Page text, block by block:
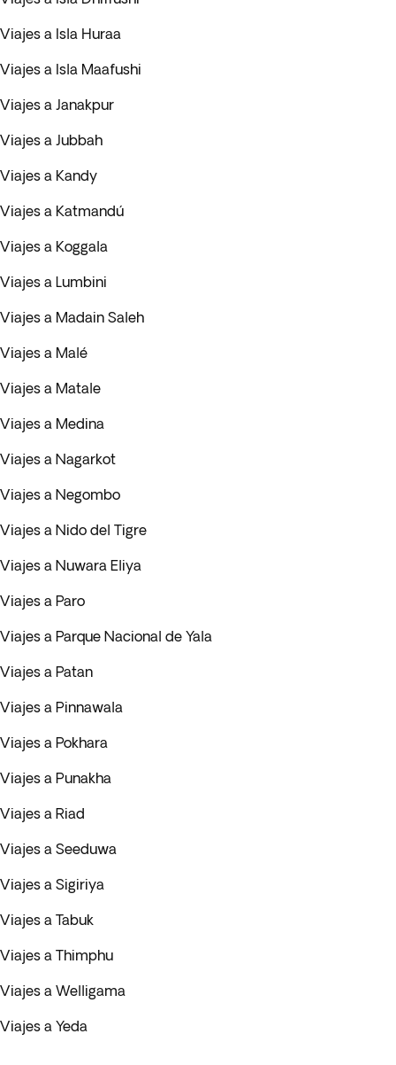
Viajes a Isla Huraa
Viajes a Isla Maafushi
Viajes a Janakpur
Viajes a Jubbah
Viajes a Kandy
Viajes a Katmandú
Viajes a Koggala
Viajes a Lumbini
Viajes a Madain Saleh
Viajes a Malé
Viajes a Matale
Viajes a Medina
Viajes a Nagarkot
Viajes a Negombo
Viajes a Nido del Tigre
Viajes a Nuwara Eliya
Viajes a Paro
Viajes a Parque Nacional de Yala
Viajes a Patan
Viajes a Pinnawala
Viajes a Pokhara
Viajes a Punakha
Viajes a Riad
Viajes a Seeduwa
Viajes a Sigiriya
Viajes a Tabuk
Viajes a Thimphu
Viajes a Welligama
Viajes a Yeda